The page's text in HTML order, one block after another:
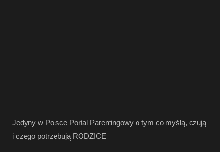
Jedyny w Polsce Portal Parentingowy o tym co myślą, czują
i czego potrzebują RODZICE